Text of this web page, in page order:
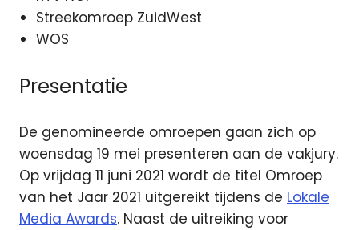
Streekomroep ZuidWest
WOS
Presentatie
De genomineerde omroepen gaan zich op
woensdag 19 mei presenteren aan de vakjury.
Op vrijdag 11 juni 2021 wordt de titel Omroep
van het Jaar 2021 uitgereikt tijdens de Lokale
Media Awards. Naast de uitreiking voor